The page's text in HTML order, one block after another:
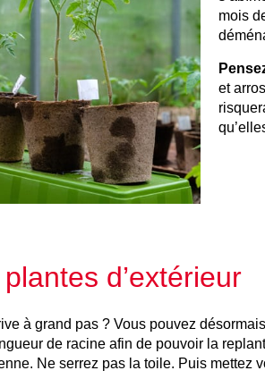
mois
et
d’extérieur
à grand pas ? Vous pouvez désormais
de racine afin de pouvoir la
Ne serrez pas la toile. Puis mettez